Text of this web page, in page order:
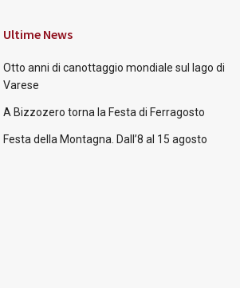
Ultime News
Otto anni di canottaggio mondiale sul lago di
Varese
A Bizzozero torna la Festa di Ferragosto
Festa della Montagna. Dall’8 al 15 agosto